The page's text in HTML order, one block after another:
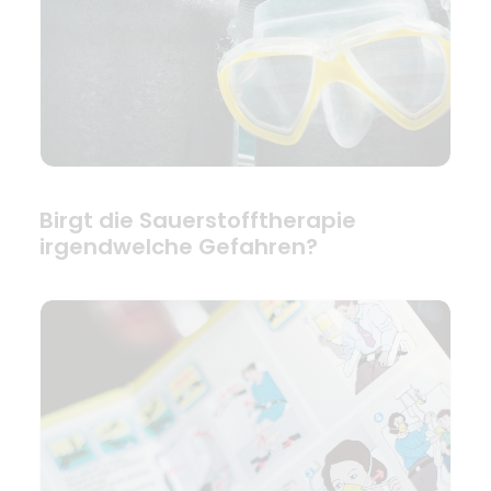
Birgt die Sauerstofftherapie
irgendwelche Gefahren?